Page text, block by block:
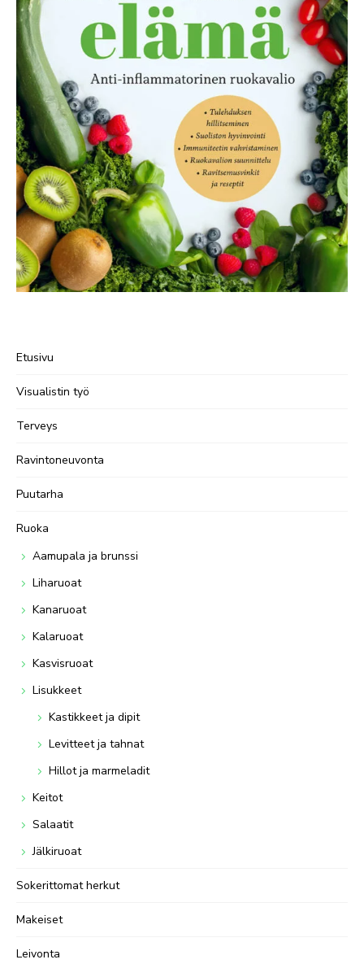
Etusivu
Visualistin työ
Terveys
Ravintoneuvonta
Puutarha
Ruoka
Aamupala ja brunssi
Liharuoat
Kanaruoat
Kalaruoat
Kasvisruoat
Lisukkeet
Kastikkeet ja dipit
Levitteet ja tahnat
Hillot ja marmeladit
Keitot
Salaatit
Jälkiruoat
Sokerittomat herkut
Makeiset
Leivonta